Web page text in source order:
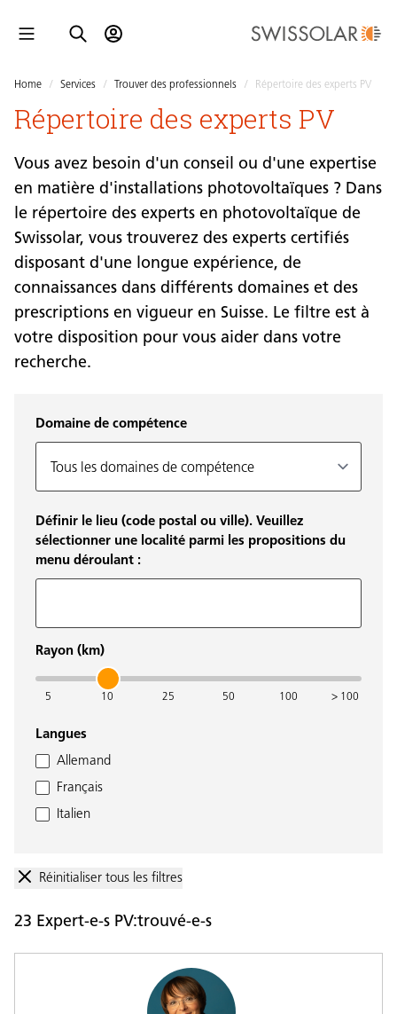
Home / Services / Trouver des professionnels / Répertoire des experts PV
Répertoire des experts PV
Vous avez besoin d'un conseil ou d'une expertise
en matière d'installations photovoltaïques ? Dans
le répertoire des experts en photovoltaïque de
Swissolar, vous trouverez des experts certifiés
disposant d'une longue expérience, de
connaissances dans différents domaines et des
prescriptions en vigueur en Suisse. Le filtre est à
votre disposition pour vous aider dans votre
recherche.
Domaine de compétence
Définir le lieu (code postal ou ville). Veuillez
sélectionner une localité parmi les propositions du
menu déroulant :
Rayon (km)
5 10 25 50 100 > 100
Langues
Allemand
Français
Italien
Réinitialiser tous les filtres
23 Expert-e-s PV:trouvé-e-s